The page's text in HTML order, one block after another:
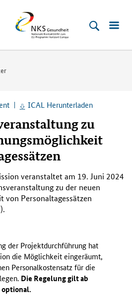
NKS
Gesundheit
ICAL Herunterladen
zu
veranstaltet am 19. Juni 2024
zu der neuen
von Personaltagessätzen
der Projektdurchführung hat
die Möglichkeit eingeräumt,
Personalkostensatz für die
Die Regelung gilt ab
optional.